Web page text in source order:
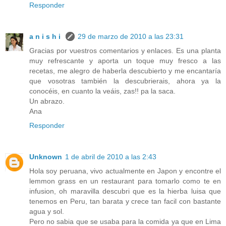
Responder
a n i s h i
29 de marzo de 2010 a las 23:31
Gracias por vuestros comentarios y enlaces. Es una planta
muy refrescante y aporta un toque muy fresco a las
recetas, me alegro de haberla descubierto y me encantaría
que vosotras también la descubrierais, ahora ya la
conocéis, en cuanto la veáis, zas!! pa la saca.
Un abrazo.
Ana
Responder
Unknown 1 de abril de 2010 a las 2:43
Hola soy peruana, vivo actualmente en Japon y encontre el
lemmon grass en un restaurant para tomarlo como te en
infusion, oh maravilla descubri que es la hierba luisa que
tenemos en Peru, tan barata y crece tan facil con bastante
agua y sol.
Pero no sabia que se usaba para la comida ya que en Lima